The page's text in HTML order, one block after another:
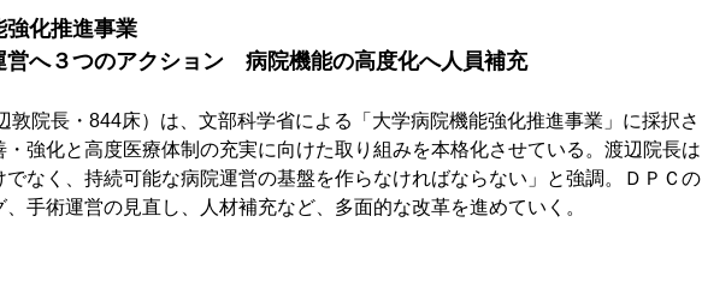
強化推進事業
へ３つのアクション　病院機能の高度化へ人員補充
院長・844床）は、文部科学省による「大学病院機能強化推進事業」に採択さ
強化と高度医療体制の充実に向けた取り組みを本格化させている。渡辺院長は
でなく、持続可能な病院運営の基盤を作らなければならない」と強調。ＤＰＣの
手術運営の見直し、人材補充など、多面的な改革を進めていく。